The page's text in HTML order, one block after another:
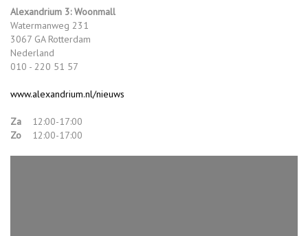
Alexandrium 3: Woonmall
Watermanweg 231
3067 GA Rotterdam
Nederland
010 - 220 51 57
www.alexandrium.nl/nieuws
Za
12:00-17:00
Zo
12:00-17:00